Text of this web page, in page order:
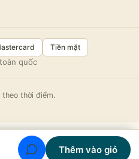
Tiền mặt
quốc
thời điểm.
Thêm vào giỏ